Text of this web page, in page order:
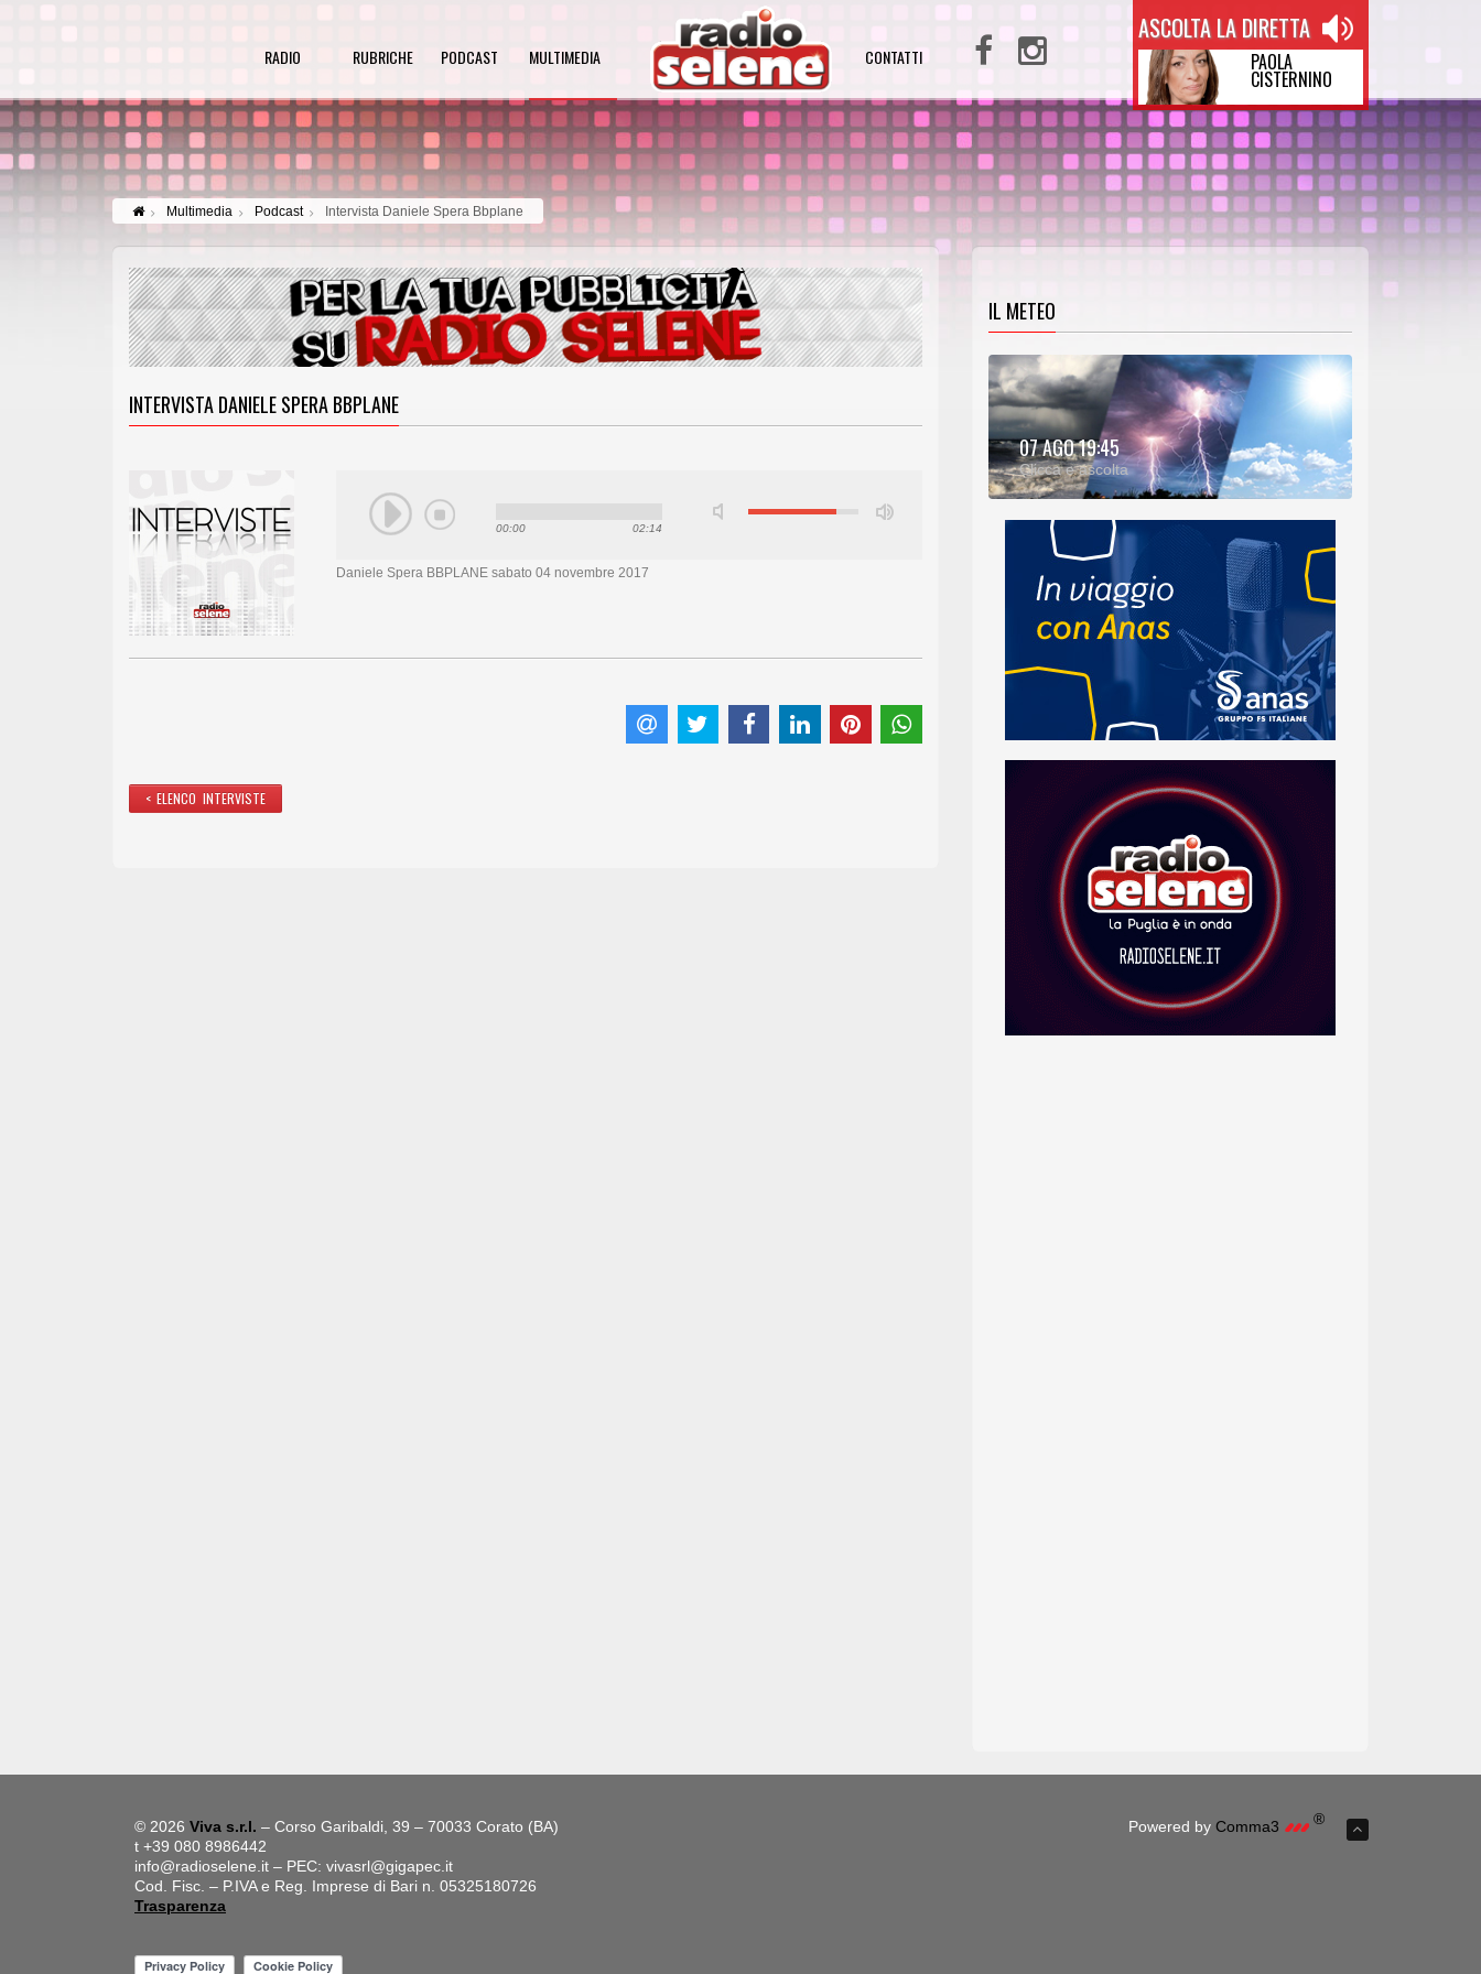
RADIO RUBRICHE PODCAST MULTIMEDIA CONTATTI
ASCOLTA LA DIRETTA
PAOLA
CISTERNINO
Multimedia Podcast Intervista Daniele Spera Bbplane
INTERVISTA DANIELE SPERA BBPLANE
00:00 02:14
Daniele Spera BBPLANE sabato 04 novembre 2017
< ELENCO INTERVISTE
IL METEO
07 AGO 19:45
Clicca e ascolta
METEO:
00:00
00:25
© 2026 Viva s.r.l. – Corso Garibaldi, 39 – 70033 Corato (BA)
t +39 080 8986442
info@radioselene.it – PEC: vivasrl@gigapec.it
Cod. Fisc. – P.IVA e Reg. Imprese di Bari n. 05325180726
Trasparenza
Powered by Comma3 ®